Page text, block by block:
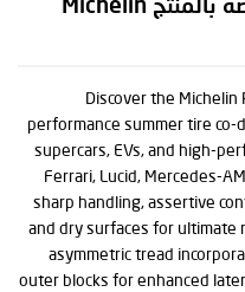
المواصفات و المميزات الخاصة بالمنتج Michelin
Discover the
performance summer tire
supercars, EVs, and high-
Ferrari, Lucid, Mercedes-
sharp handling, assertive
and dry surfaces for ultimate
asymmetric tread
outer blocks for enhanced